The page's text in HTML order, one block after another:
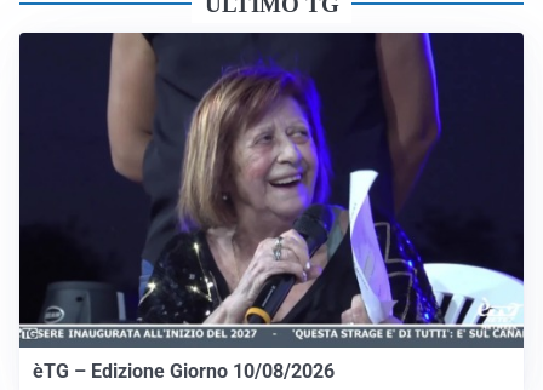
èTG – Edizione Giorno 10/08/2026